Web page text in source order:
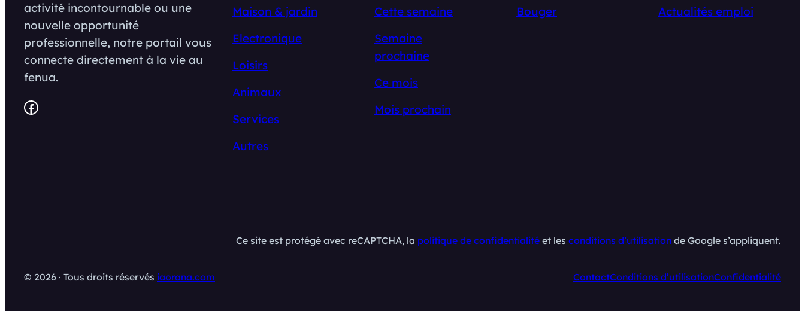
activité incontournable ou une
nouvelle opportunité
professionnelle, notre portail vous
connecte directement à la vie au
fenua.
Facebook
Maison & jardin
Electronique
Loisirs
Animaux
Services
Autres
Cette semaine
Semaine
prochaine
Ce mois
Mois prochain
Bouger
Actualités emploi
Ce site est protégé avec reCAPTCHA, la politique de confidentialité et les conditions d’utilisation de Google s’appliquent.
© 2026 · Tous droits réservés iaorana.com ContactConditions d’utilisationConfidentialité